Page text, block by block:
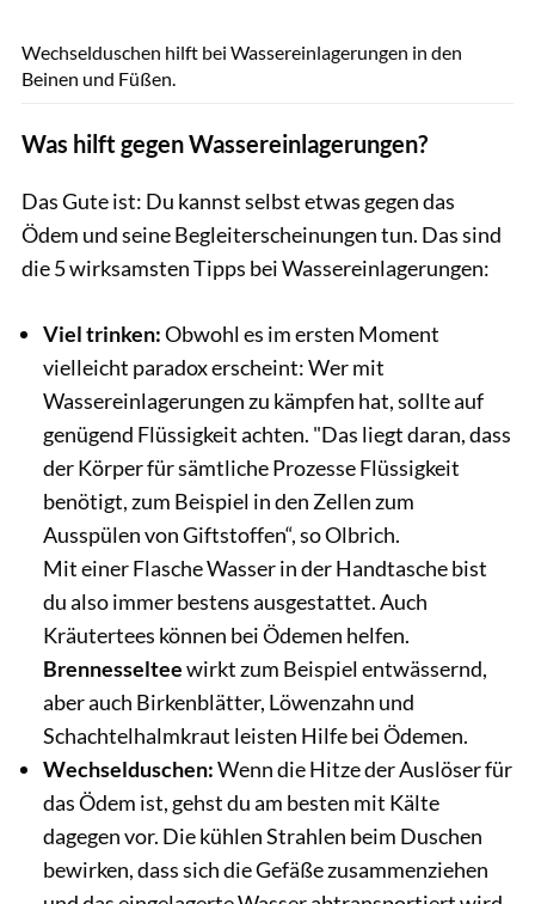
Wechselduschen hilft bei Wassereinlagerungen in den
Beinen und Füßen.
Was hilft gegen Wassereinlagerungen?
Das Gute ist: Du kannst selbst etwas gegen das
Ödem und seine Begleiterscheinungen tun. Das sind
die 5 wirksamsten Tipps bei Wassereinlagerungen:
Viel trinken:Obwohl es im ersten Moment
vielleicht paradox erscheint: Wer mit
Wassereinlagerungen zu kämpfen hat, sollte auf
genügend Flüssigkeit achten. "Das liegt daran, dass
der Körper für sämtliche Prozesse Flüssigkeit
benötigt, zum Beispiel in den Zellen zum
Ausspülen von Giftstoffen“, so Olbrich.
Mit einer Flasche Wasser in der Handtasche bist
du also immer bestens ausgestattet. Auch
Kräutertees können bei Ödemen helfen.
Brennesselteewirkt zum Beispiel entwässernd,
aber auch Birkenblätter, Löwenzahn und
Schachtelhalmkraut leisten Hilfe bei Ödemen.
Wechselduschen:Wenn die Hitze der Auslöser für
das Ödem ist, gehst du am besten mit Kälte
dagegen vor. Die kühlen Strahlen beim Duschen
bewirken, dass sich die Gefäße zusammenziehen